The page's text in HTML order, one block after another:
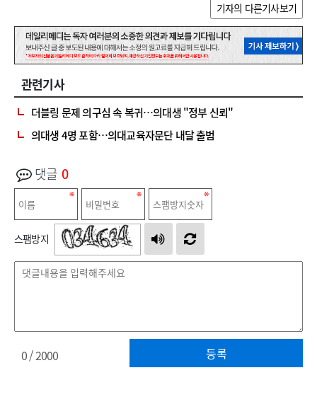
기자의 다른기사보기
관련기사
더블링 문제 의구심 속 복귀…의대생 "정부 신뢰"
의대생 4명 포함…의대교육자문단 내달 출범
댓글 0
스팸방지
등록
0/ 2000